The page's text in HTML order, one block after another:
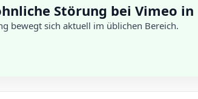
Störung bei Vimeo
bewegt sich aktuell im üblichen Bereich.